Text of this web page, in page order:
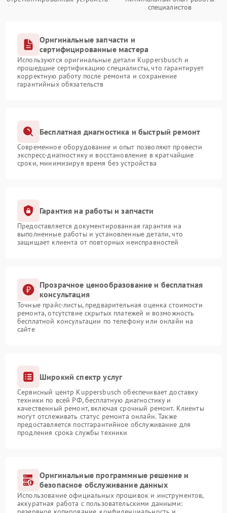
специалистов
Оригинальные запчасти и
сертифицированные мастера
Используются оригинальные детали Kuppersbusch и
прошедшие сертификацию специалисты, что гарантирует
корректную работу после ремонта и сохранение
гарантийных обязательств
Бесплатная диагностика и быстрый ремонт
Современное оборудование и опыт позволяют провести
экспресс-диагностику и восстановление в кратчайшие
сроки, минимизируя время без устройства
Гарантия на работы и запчасти
Предоставляется документированная гарантия на
выполненные работы и установленные детали, что
защищает клиента от повторных неисправностей
Прозрачное ценообразование и бесплатная
консультация
Точные прайс-листы, предварительная оценка стоимости
ремонта, отсутствие скрытых платежей и возможность
бесплатной консультации по телефону или онлайн на
сайте
Широкий спектр услуг
Сервисный центр Kuppersbusch обеспечивает доставку
техники по всей РФ, бесплатную диагностику и
качественный ремонт, включая срочный ремонт. Клиенты
могут отслеживать статус ремонта онлайн. Также
предоставляется постгарантийное обслуживание для
продления срока службы техники
Оригинальные программные решение и
безопасное обслуживание данных
Использование официальных прошивок и инструментов,
аккуратная работа с пользовательскими данными: